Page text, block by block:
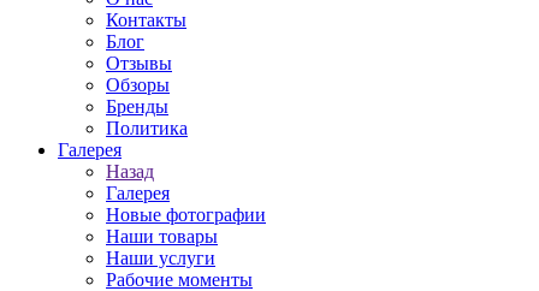
Контакты
Блог
Отзывы
Обзоры
Бренды
Политика
Галерея
Назад
Галерея
Новые фотографии
Наши товары
Наши услуги
Рабочие моменты